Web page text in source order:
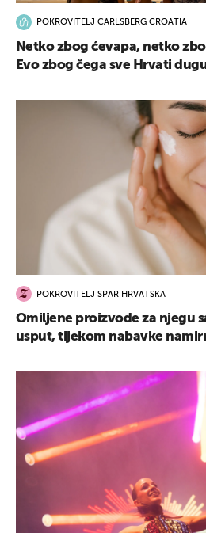
POKROVITELJ CARLSBERG CROATIA
Netko zbog ćevapa, netko
Evo zbog čega sve Hrvati
POKROVITELJ SPAR HRVATSKA
Omiljene proizvode za njegu
usput, tijekom nabavke